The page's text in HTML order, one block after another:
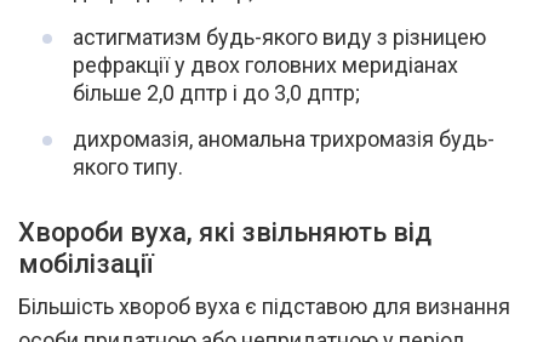
астигматизм будь-якого виду з різницею
рефракції у двох головних меридіанах
більше 2,0 дптр і до 3,0 дптр;
дихромазія, аномальна трихромазія будь-
якого типу.
Хвороби вуха, які звільняють від
мобілізації
Більшість хвороб вуха є підставою для визнання